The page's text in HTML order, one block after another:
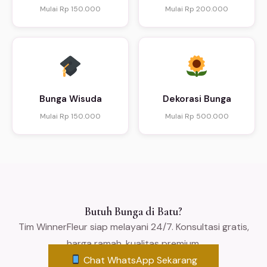
Mulai Rp 150.000 Mulai Rp 200.000
Bunga Wisuda
Mulai Rp 150.000
Dekorasi Bunga
Mulai Rp 500.000
Butuh Bunga di Batu?
Tim WinnerFleur siap melayani 24/7. Konsultasi gratis,
harga ramah, kualitas premium.
Chat WhatsApp Sekarang